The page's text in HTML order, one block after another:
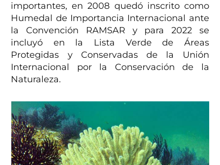
importantes, en 2008 quedó inscrito como
Humedal de Importancia Internacional ante
la Convención RAMSAR y para 2022 se
incluyó en la Lista Verde de Áreas
Protegidas y Conservadas de la Unión
Internacional por la Conservación de la
Naturaleza.